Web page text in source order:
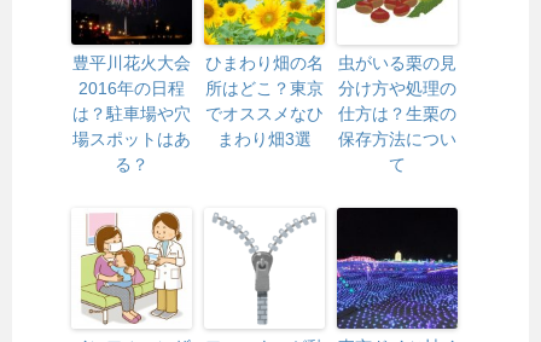
豊平川花火大会
2016年の日程
は？駐車場や穴
場スポットはあ
る？
ひまわり畑の名
所はどこ？東京
でオススメなひ
まわり畑3選
虫がいる栗の見
分け方や処理の
仕方は？生栗の
保存方法につい
て